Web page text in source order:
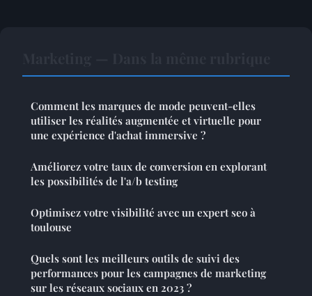
Comment les marques de mode peuvent-elles
utiliser les réalités augmentée et virtuelle pour
une expérience d'achat immersive ?
Améliorez votre taux de conversion en explorant
les possibilités de l'a/b testing
Optimisez votre visibilité avec un expert seo à
toulouse
Quels sont les meilleurs outils de suivi des
performances pour les campagnes de marketing
sur les réseaux sociaux en 2023 ?